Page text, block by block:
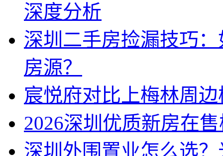
深度分析
深圳二手房捡漏技巧
房源？
宸悦府对比上梅林周
2026深圳优质新房在
深圳外围置业怎么选